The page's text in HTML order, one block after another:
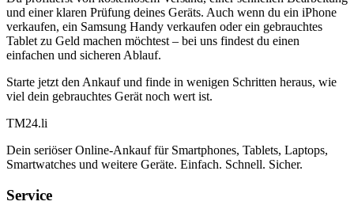
und einer klaren Prüfung deines Geräts. Auch wenn du ein iPhone
verkaufen, ein Samsung Handy verkaufen oder ein gebrauchtes
Tablet zu Geld machen möchtest – bei uns findest du einen
einfachen und sicheren Ablauf.
Starte jetzt den Ankauf und finde in wenigen Schritten heraus, wie
viel dein gebrauchtes Gerät noch wert ist.
TM24.li
Dein seriöser Online-Ankauf für Smartphones, Tablets, Laptops,
Smartwatches und weitere Geräte. Einfach. Schnell. Sicher.
Service